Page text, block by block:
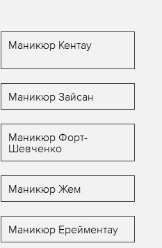
Маникюр Кентау
Маникюр Зайсан
Маникюр Форт-
Шевченко
Маникюр Жем
Маникюр Ерейментау